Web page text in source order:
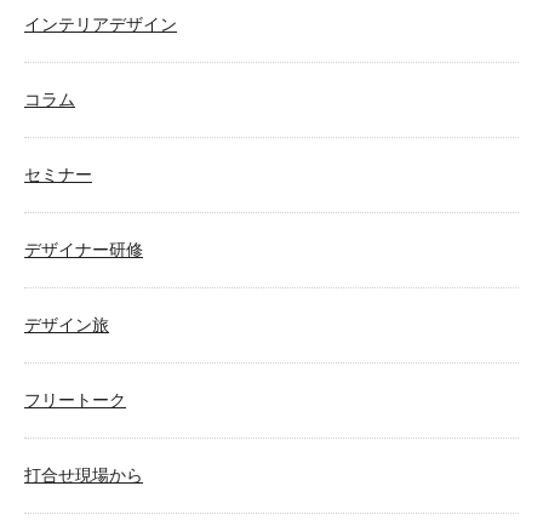
インテリアデザイン
コラム
セミナー
デザイナー研修
デザイン旅
フリートーク
打合せ現場から